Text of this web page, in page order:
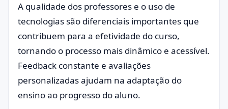
A qualidade dos professores e o uso de
tecnologias são diferenciais importantes que
contribuem para a efetividade do curso,
tornando o processo mais dinâmico e acessível.
Feedback constante e avaliações
personalizadas ajudam na adaptação do
ensino ao progresso do aluno.